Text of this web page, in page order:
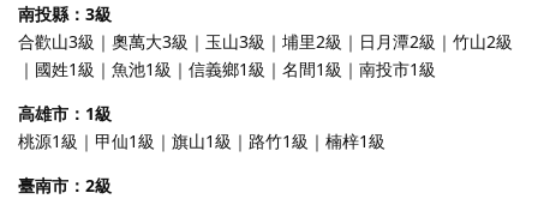
南投縣：3級
合歡山3級｜奧萬大3級｜玉山3級｜埔里2級｜日月潭2級｜竹山2級
｜國姓1級｜魚池1級｜信義鄉1級｜名間1級｜南投市1級
高雄市：1級
桃源1級｜甲仙1級｜旗山1級｜路竹1級｜楠梓1級
臺南市：2級